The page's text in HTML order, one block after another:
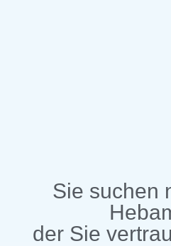
Sie suchen
der Sie